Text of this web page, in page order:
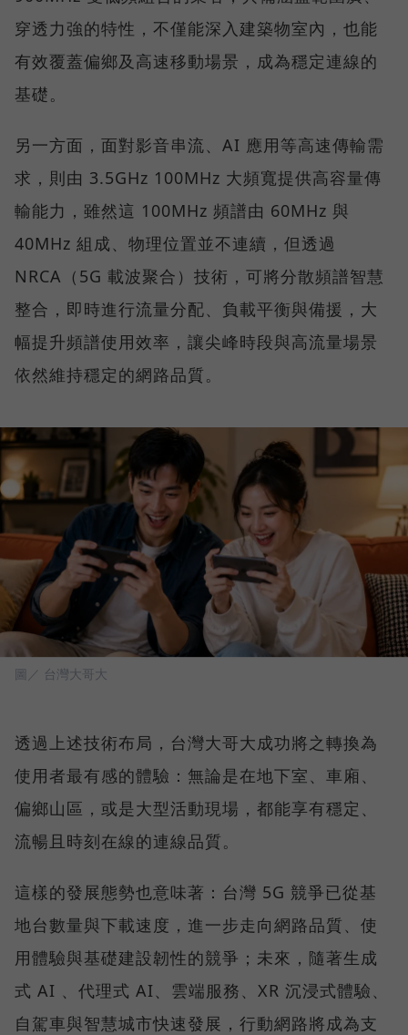
穿透力強的特性，不僅能深入建築物室內，也能
有效覆蓋偏鄉及高速移動場景，成為穩定連線的
基礎。
另一方面，面對影音串流、AI 應用等高速傳輸需
求，則由 3.5GHz 100MHz 大頻寬提供高容量傳
輸能力，雖然這 100MHz 頻譜由 60MHz 與
40MHz 組成、物理位置並不連續，但透過
NRCA（5G 載波聚合）技術，可將分散頻譜智慧
整合，即時進行流量分配、負載平衡與備援，大
幅提升頻譜使用效率，讓尖峰時段與高流量場景
依然維持穩定的網路品質。
圖／ 台灣大哥大
透過上述技術布局，台灣大哥大成功將之轉換為
使用者最有感的體驗：無論是在地下室、車廂、
偏鄉山區，或是大型活動現場，都能享有穩定、
流暢且時刻在線的連線品質。
這樣的發展態勢也意味著：台灣 5G 競爭已從基
地台數量與下載速度，進一步走向網路品質、使
用體驗與基礎建設韌性的競爭；未來，隨著生成
式 AI 、代理式 AI、雲端服務、XR 沉浸式體驗、
自駕車與智慧城市快速發展，行動網路將成為支